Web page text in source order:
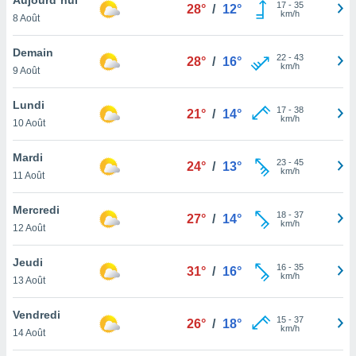
et
»,
au
vous
qu'ils
ou
le
ainsi
un
la
du
8 Août
28° / 12° 17- 35
km/h
Demain
9 Août
28° / 16° 22- 43
km/h
Lundi
10 Août
21° / 14° 17- 38
km/h
Mardi
11 Août
24° / 13° 23- 45
km/h
Mercredi
12 Août
27° / 14° 18- 37
km/h
Jeudi
13 Août
31° / 16° 16- 35
km/h
Vendredi
14 Août
26° / 18° 15- 37
km/h